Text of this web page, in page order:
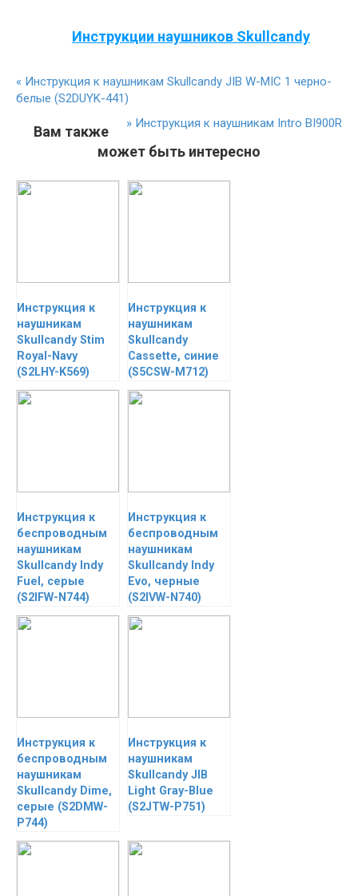
Инструкции наушников Skullcandy
« Инструкция к наушникам Skullcandy JIB W-MIC 1 черно-
белые (S2DUYK-441)
» Инструкция к наушникам Intro BI900R
Вам также
может быть интересно
Инструкция к
наушникам
Skullcandy Stim
Royal-Navy
(S2LHY-K569)
Инструкция к
наушникам
Skullcandy
Cassette, синие
(S5CSW-M712)
Инструкция к
беспроводным
наушникам
Skullcandy Indy
Fuel, серые
(S2IFW-N744)
Инструкция к
беспроводным
наушникам
Skullcandy Indy
Evo, черные
(S2IVW-N740)
Инструкция к
беспроводным
наушникам
Skullcandy Dime,
серые (S2DMW-
P744)
Инструкция к
наушникам
Skullcandy JIB
Light Gray-Blue
(S2JTW-P751)